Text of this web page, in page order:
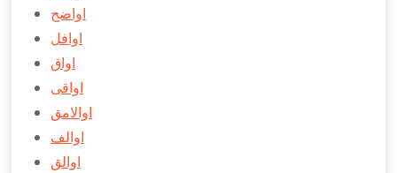
اواضح
اوافل
اواق
اواقی
اوالامق
اوالف
اوالق